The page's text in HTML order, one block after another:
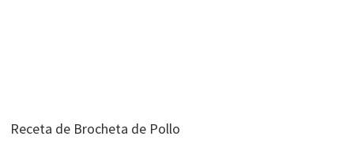
Receta de Brocheta de Pollo